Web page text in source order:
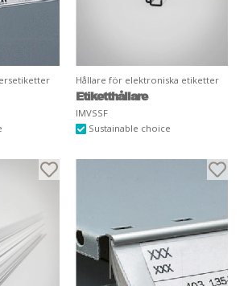
Hållare för elektroniska etiketter
Etiketthållare
IMVSSF
Sustainable choice